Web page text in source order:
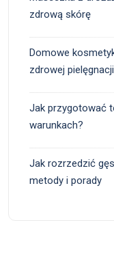
zdrową skórę
Domowe
zdrowej pielęgnacji
Jak przygotować
warunkach?
Jak rozrzedzić
metody i porady